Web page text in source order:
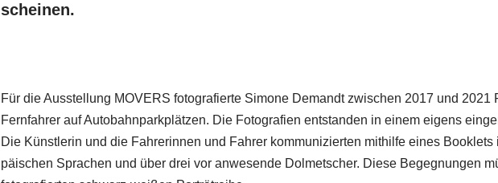
scheinen.
Für die Ausstellung MOVERS fotogra­fierte Simone Demandt zwischen 2017 und 2021
Fernfahrer auf Autobahn­park­plätzen. Die Fotografien entstanden in einem eigens
Die Künstlerin und die Fahrerinnen und Fahrer kommuni­zierten mithilfe eines
päischen Sprachen und über drei vor anwesende Dolmetscher. Diese Begegnungen